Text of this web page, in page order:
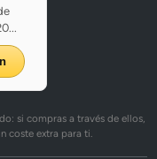
si compras a través de ellos,
coste extra para ti.